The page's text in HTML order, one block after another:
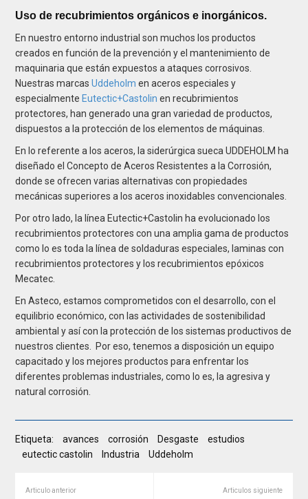
Uso de recubrimientos orgánicos e inorgánicos.
En nuestro entorno industrial son muchos los productos
creados en función de la prevención y el mantenimiento de
maquinaria que están expuestos a ataques corrosivos.
Nuestras marcasUddeholm en aceros especiales y
especialmente Eutectic+Castolin en recubrimientos
protectores, han generado una gran variedad de productos,
dispuestos a la protección de los elementos de máquinas.
En lo referente a los aceros, la siderúrgica sueca UDDEHOLM ha
diseñado el Concepto de Aceros Resistentes a la Corrosión,
donde se ofrecen varias alternativas con propiedades
mecánicas superiores a los aceros inoxidables convencionales.
Por otro lado, la línea Eutectic+Castolin ha evolucionado los
recubrimientos protectores con una amplia gama de productos
como lo es toda la línea de soldaduras especiales, laminas con
recubrimientos protectores y los recubrimientos epóxicos
Mecatec.
En Asteco, estamos comprometidos con el desarrollo, con el
equilibrio económico, con las actividades de sostenibilidad
ambiental y así con la protección de los sistemas productivos de
nuestros clientes. Por eso, tenemos a disposición un equipo
capacitado y los mejores productos para enfrentar los
diferentes problemas industriales, como lo es, la agresiva y
natural corrosión.
Etiqueta: avances corrosión Desgaste
estudios
eutectic castolin
Industria Uddeholm
Articulo anterior Articulos siguiente